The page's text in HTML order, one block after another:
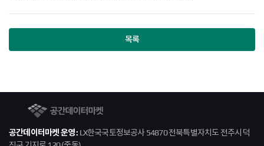
목록
공간데이터마켓 운영 : LX한국국토정보공사 54870 전북특별자치도 전주시 덕